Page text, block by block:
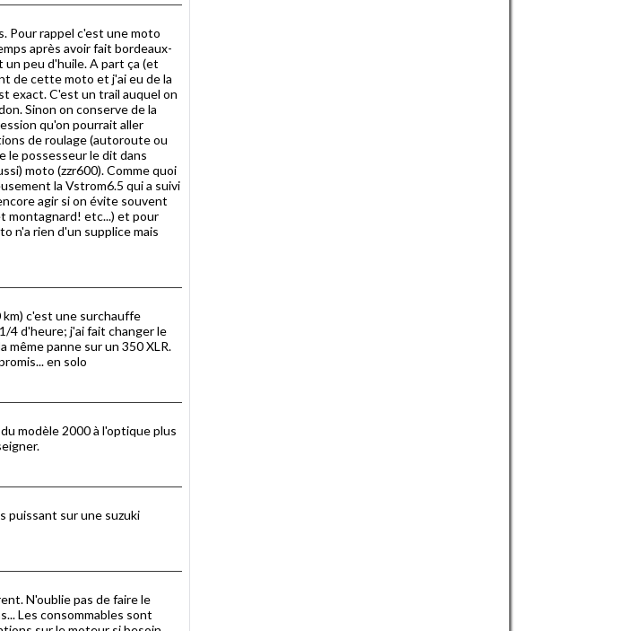
Pour rappel c'est une moto
après avoir fait bordeaux-
peu d'huile. A part ça (et
de cette moto et j'ai eu de la
exact. C'est un trail auquel on
Sinon on conserve de la
qu'on pourrait aller
de roulage (autoroute ou
le possesseur le dit dans
moto (zzr600). Comme quoi
la Vstrom6.5 qui a suivi
agir si on évite souvent
montagnard! etc...) et pour
n'a rien d'un supplice mais
km) c'est une surchauffe
4 d'heure; j'ai fait changer le
même panne sur un 350 XLR.
en solo
modèle 2000 à l'optique plus
puissant sur une suzuki
N'oublie pas de faire le
Les consommables sont